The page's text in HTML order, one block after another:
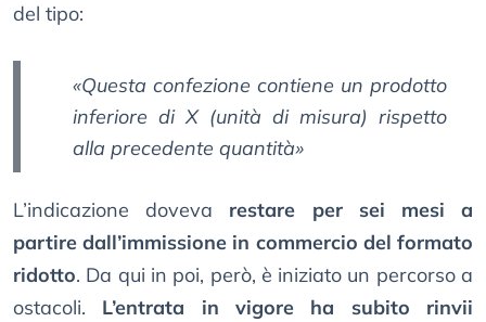
del tipo:
«Questa confezione contiene un prodotto
inferiore di X (unità di misura) rispetto
alla precedente quantità»
L’indicazione doveva restare per sei mesi a
partire dall’immissione in commercio del formato
ridotto. Da qui in poi, però, è iniziato un percorso a
ostacoli. L’entrata in vigore ha subito rinvii